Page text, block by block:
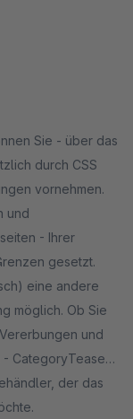
Sie - über das
durch CSS
vornehmen.
und
- Ihrer
gesetzt.
eine andere
möglich. Ob Sie
und
CategoryTeaser
der das